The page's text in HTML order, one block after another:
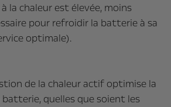
la chaleur est élevée, moins
pour refroidir la batterie à sa
optimale).
de la chaleur actif optimise la
quelles que soient les